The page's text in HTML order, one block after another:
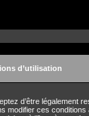
d’utilisation
d’être
ces